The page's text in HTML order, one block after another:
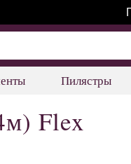
Пилястры
Flex